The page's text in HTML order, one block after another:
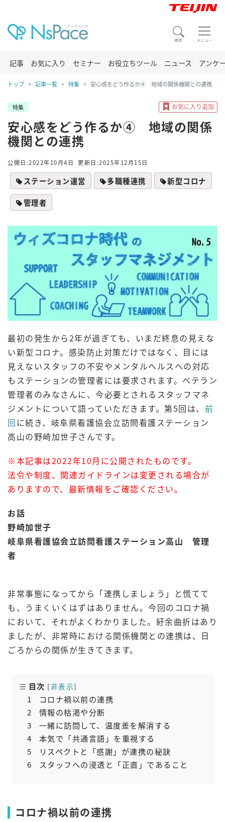
記事 お気に入り セミナー お役立ちツール ニュース アンケ
トップ 記事一覧 特集 安心感をどう作るか④ 地域の関係機関との連携
特集
安心感をどう作るか④ 地域の関係
機関との連携
公開日:2022年10月4日 更新日:2025年12月15日
ステーション運営 多職種連携 新型コロナ
管理者
最初の発生から2年が過ぎても、いまだ終息の見えな
い新型コロナ。感染防止対策だけではなく、目には
見えないスタッフの不安やメンタルヘルスへの対応
もステーションの管理者には要求されます。ベテラン
管理者のみなさんに、今必要とされるスタッフマネ
ジメントについて語っていただきます。第5回は、 前
回 に続き、岐阜県看護協会立訪問看護ステーション
高山の野崎加世子さんです。
※本記事は2022年10月に公開されたものです。
法令や制度、関連ガイドラインは変更される場合が
ありますので、最新情報をご確認ください。
お話
野崎加世子
岐阜県看護協会立訪問看護ステーション高山 管理
者
非常事態になってから「連携しましょう」と慌てて
も、うまくいくはずはありません。今回のコロナ禍
において、それがよくわかりました。紆余曲折はあり
ましたが、非常時における関係機関との連携は、日
ごろからの関係が生きてきます。
目次 [非表示]
1
コロナ禍以前の連携
2
情報の枯渇や分断
3
一緒に訪問して、温度差を解消する
4
本気で「共通言語」を重視する
5
リスペクトと「感謝」が連携の秘訣
6
スタッフへの浸透と「正直」であること
コロナ禍以前の連携